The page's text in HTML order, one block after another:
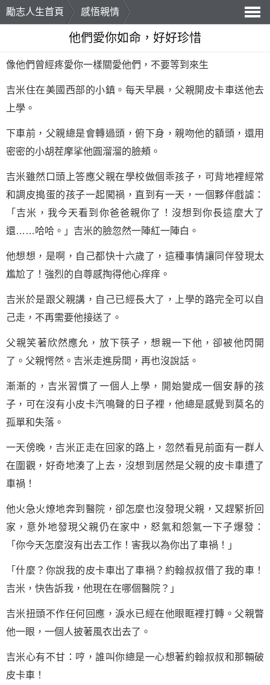
勵志人生首頁
感悟親情
導
他們愛你如命，好好珍惜
像他們曾經疼愛你一樣關愛他們，不要等到來生
吉米住在美國西部的小鎮。每天早晨，父親開皮卡車送他去
上學。
下車前，父親總是會轉過頭，俯下身，親吻他的額頭，還用
密密的小胡茬摩挲他圓溜溜的臉頰。
吉米雖然口頭上答應父親在學校做個乖孩子，可背地裡經常
和調皮搗蛋的孩子一起闖禍，直到有一天，一個夥伴戲謔：
「吉米，我今天看到你爸爸親你了！沒想到你長這麼大了
還……哈哈。」吉米的臉忽然一陣紅一陣白。
他想想，是啊，自己都快十六歲了，這種事情讓同伴發現太
尷尬了！強烈的自尊感掏得他心痒痒。
吉米於是跟父親講，自己已經長大了，上學的路完全可以自
己走，不再需要他接送了。
父親笑著欣然應允，放下筷子，想親一下他，卻被他閃開
了。父親愕然。吉米走進房間，再也沒說話。
漸漸的，吉米習慣了一個人上學，開始變成一個安靜的孩
子，可在沒有小皮卡汽鳴聲的日子裡，他總是感覺到莫名的
孤單和失落。
一天傍晚，吉米正走在回家的路上，忽然看見前面有一群人
在圍觀，好奇地湊了上去，沒想到居然是父親的皮卡車遭了
車禍！
他火急火燎地奔到醫院，卻怎麼也沒發現父親，又趕緊折回
家，意外地發現父親仍在家中，怒氣和怨氣一下子爆發：
「你今天怎麼沒有出去工作！害我以為你出了車禍！」
「什麼？你說我的皮卡車出了車禍？約翰叔叔借了我的車！
吉米，快告訴我，他現在在哪個醫院？」
吉米扭頭不作任何回應，淚水已經在他眼眶裡打轉。父親瞥
他一眼，一個人披著風衣出去了。
吉米心有不甘：哼，誰叫你總是一心想著約翰叔叔和那輛破
皮卡車！